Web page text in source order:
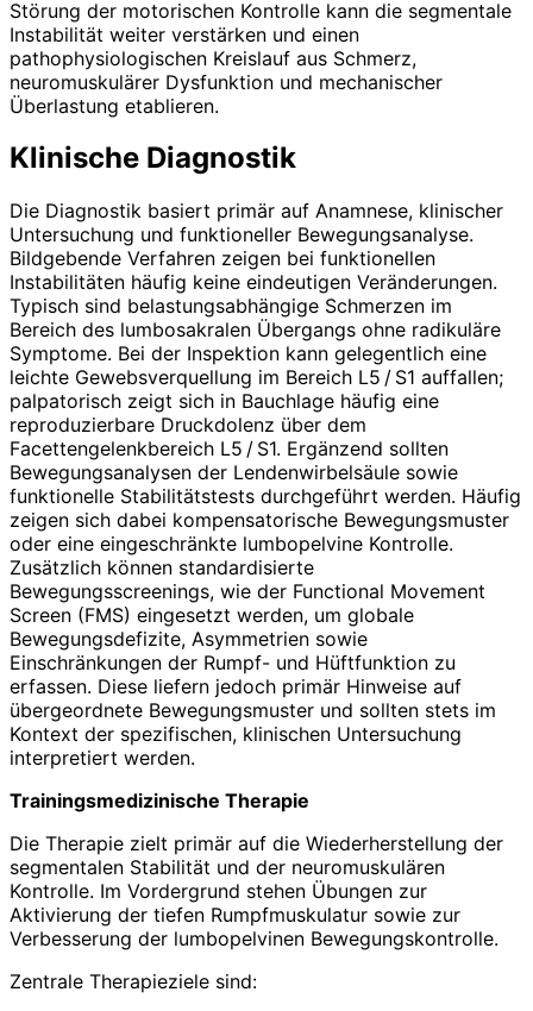
Störung der motorischen Kontrolle kann die segmentale
Instabilität weiter verstärken und einen
pathophysiologischen Kreislauf aus Schmerz,
neuromuskulärer Dysfunktion und mechanischer
Überlastung etablieren.
Klinische Diagnostik
Die Diagnostik basiert primär auf Anam­nese, klinischer
Untersuchung und funktioneller Bewegungsanalyse.
Bildgebende Verfahren zeigen bei funktionellen
Instabilitäten häufig keine eindeutigen Veränderungen.
Typisch sind belastungsabhängige Schmerzen im
Bereich des lumbosakralen Übergangs ohne radikuläre
Symptome. Bei der Inspektion kann gelegentlich eine
leichte Gewebsverquellung im Bereich L5 / S1 auffallen;
palpatorisch zeigt sich in Bauchlage häufig eine
reproduzierbare Druckdolenz über dem
Facettengelenkbereich L5 / S1. Ergänzend sollten
Bewegungsanalysen der Lendenwirbelsäule sowie
funktionelle Stabilitätstests durchgeführt werden. Häufig
zeigen sich dabei kompensatorische Bewegungsmuster
oder eine eingeschränkte lumbopelvine Kontrolle.
Zusätzlich können standardisierte
Bewegungsscreenings, wie der Functional Movement
Screen (FMS) eingesetzt werden, um globale
Bewegungsdefizite, Asymmetrien sowie
Einschränkungen der Rumpf- und Hüftfunktion zu
erfassen. Diese liefern jedoch primär Hinweise auf
übergeordnete Bewegungsmuster und sollten stets im
Kontext der spezifischen, klinischen Untersuchung
interpretiert werden.
Trainingsmedizinische Therapie
Die Therapie zielt primär auf die Wiederherstellung der
segmentalen Stabilität und der neuromuskulären
Kontrolle. Im Vordergrund stehen Übungen zur
Aktivierung der tiefen Rumpfmuskulatur sowie zur
Verbesserung der lumbopelvinen Bewegungskontrolle.
Zentrale Therapieziele sind: